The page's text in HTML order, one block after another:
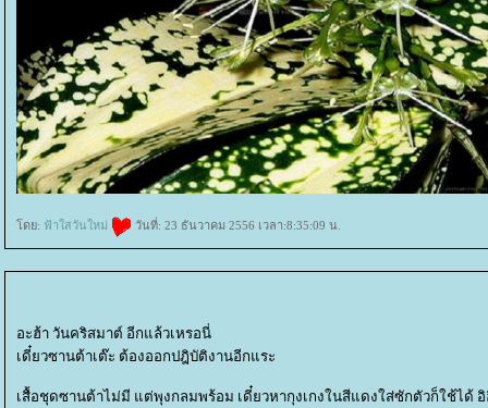
ดย: ฟ้าใสวันใหม่ วันที่: 23 ธันวาคม 2556 เวลา:8:35:09 น.
อะฮ้า วันคริสมาต์ อีกแล้วเหรอนี่
เดี๋ยวซานต้าเต๊ะ ต้องออกปฎิบัติงานอีกแระ
เสื้อชุดซานต้าไม่มี แต่พุงกลมพร้อม เดี๋ยวหากุงเกงในสีแดงใส่ซักตัวก็ใช้ได้